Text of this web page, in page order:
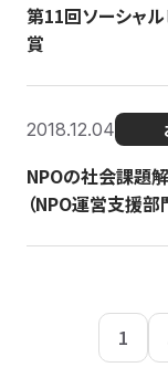
第11回ソーシャ
賞
2018.12.04
NPOの社会課題
（NPO運営支援部
1